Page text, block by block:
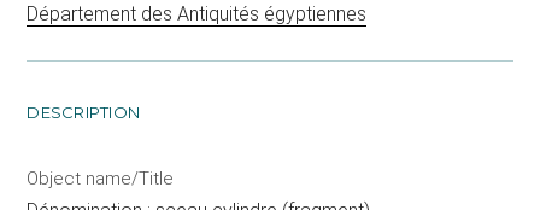
Département des Antiquités égyptiennes
DESCRIPTION
Object name/Title